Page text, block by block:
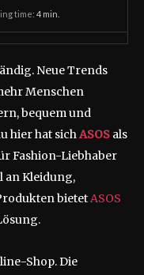
time: 4 min.
Neue Trends
Menschen
bequem und
hier hat sichASOS als
Fashion-Liebhaber
an Kleidung,
bietetASOS
Shop. Die